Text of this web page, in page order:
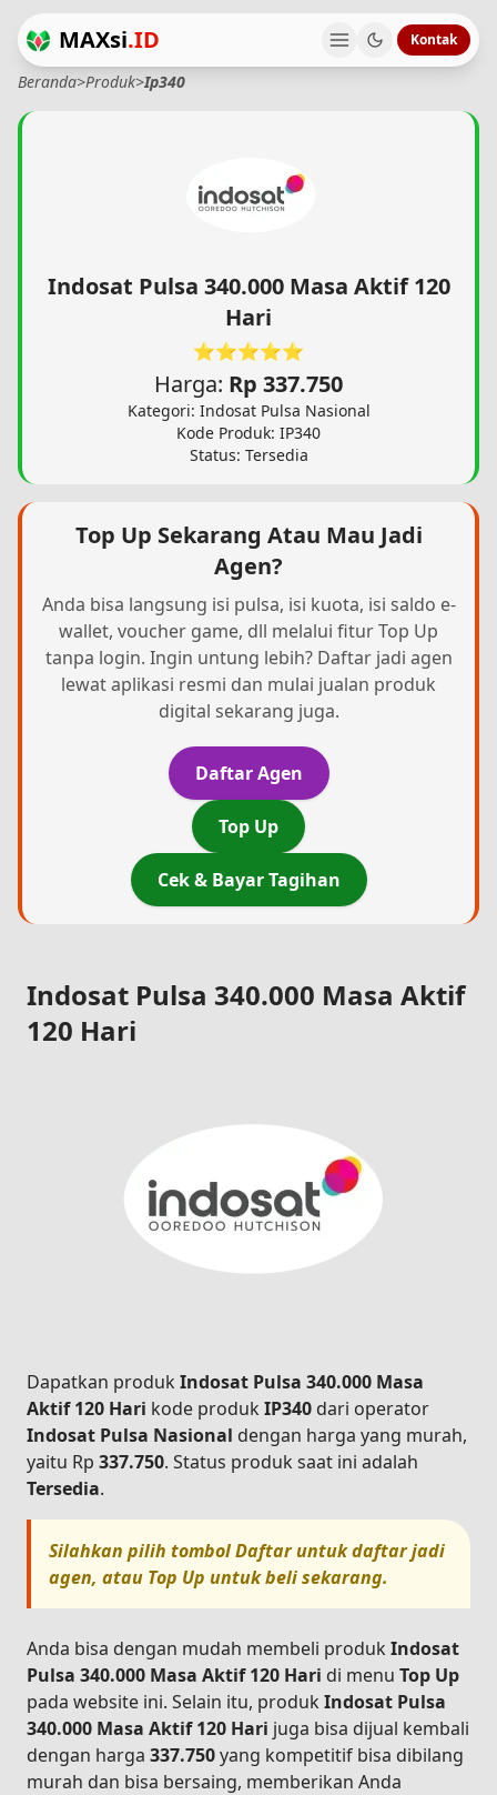
MAXsi.ID Kontak
Beranda>Produk>Ip340
Indosat Pulsa 340.000 Masa Aktif 120
Hari
⭐⭐⭐⭐⭐
Harga: Rp 337.750
Kategori: Indosat Pulsa Nasional
Kode Produk: IP340
Status: Tersedia
Top Up Sekarang Atau Mau Jadi
Agen?
Anda bisa langsung isi pulsa, isi kuota, isi saldo e-
wallet, voucher game, dll melalui fitur Top Up
tanpa login. Ingin untung lebih? Daftar jadi agen
lewat aplikasi resmi dan mulai jualan produk
digital sekarang juga.
Daftar Agen
Top Up
Cek & Bayar Tagihan
Indosat Pulsa 340.000 Masa Aktif
120 Hari
Dapatkan produk Indosat Pulsa 340.000 Masa
Aktif 120 Hari kode produk IP340 dari operator
Indosat Pulsa Nasional dengan harga yang murah,
yaitu Rp 337.750. Status produk saat ini adalah
Tersedia.
Silahkan pilih tombolDaftaruntuk daftar jadi
agen, atau Top Up untuk beli sekarang.
Anda bisa dengan mudah membeli produk Indosat
Pulsa 340.000 Masa Aktif 120 Hari di menu Top Up
pada website ini. Selain itu, produk Indosat Pulsa
340.000 Masa Aktif 120 Hari juga bisa dijual kembali
dengan harga 337.750yang kompetitif bisa dibilang
murah dan bisa bersaing, memberikan Anda